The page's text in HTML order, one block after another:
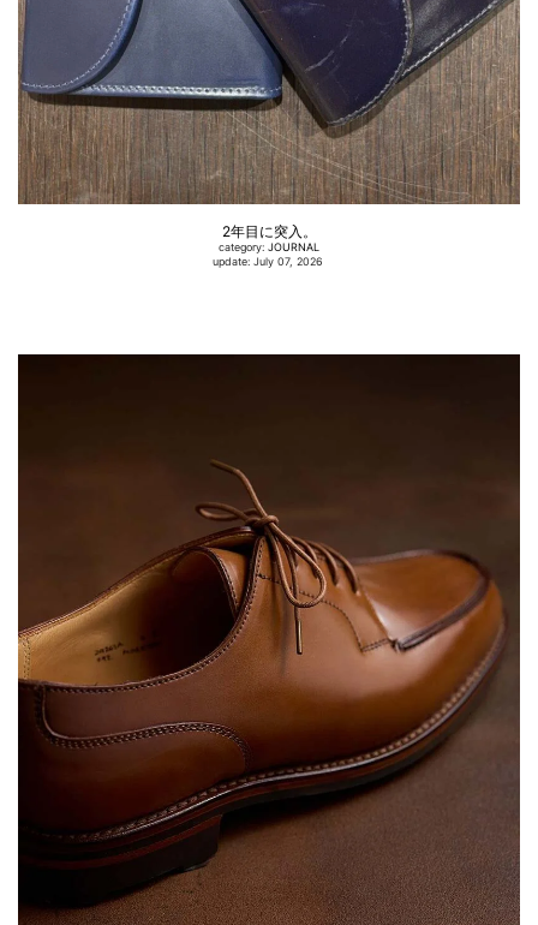
2年目に突入。
category: JOURNAL
update: July 07, 2026